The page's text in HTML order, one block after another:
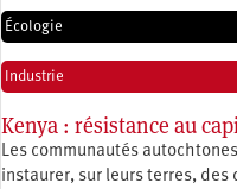
Écologie
Industrie
Kenya : résistance au
Les communautés
instaurer, sur leurs terres,